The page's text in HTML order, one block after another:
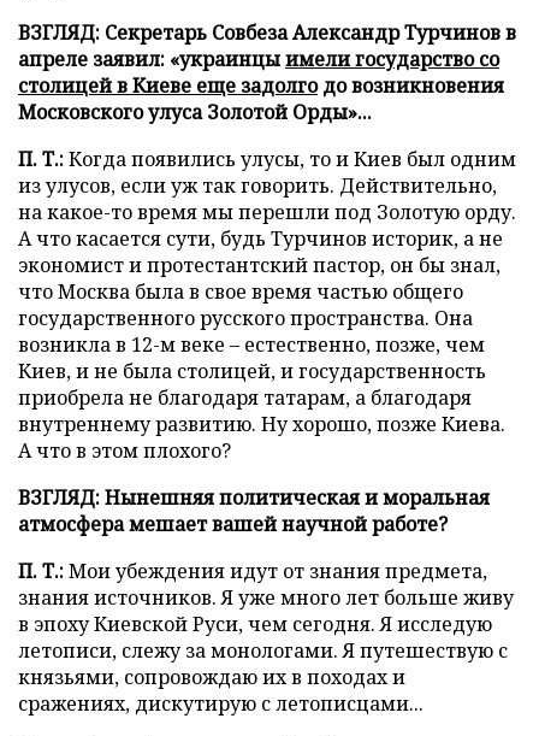
ВЗГЛЯД: Секретарь Совбеза Александр Турчинов в
апреле заявил: «украинцыимели государство со
столицей в Киеве еще задолгодо возникновения
Московского улуса Золотой Орды»...
П. Т.:Когда появились улусы, то и Киев был одним
из улусов, если уж так говорить. Действительно,
на какое-то время мы перешли под Золотую орду.
А что касается сути, будь Турчинов историк, а не
экономист и протестантский пастор, он бы знал,
что Москва была в свое время частью общего
государственного русского пространства. Она
возникла в 12-м веке – естественно, позже, чем
Киев, и не была столицей, и государственность
приобрела не благодаря татарам, а благодаря
внутреннему развитию. Ну хорошо, позже Киева.
А что в этом плохого?
ВЗГЛЯД: Нынешняя политическая и моральная
атмосфера мешает вашей научной работе?
П. Т.:Мои убеждения идут от знания предмета,
знания источников. Я уже много лет больше живу
в эпоху Киевской Руси, чем сегодня. Я исследую
летописи, слежу за монологами. Я путешествую с
князьями, сопровождаю их в походах и
сражениях, дискутирую с летописцами...